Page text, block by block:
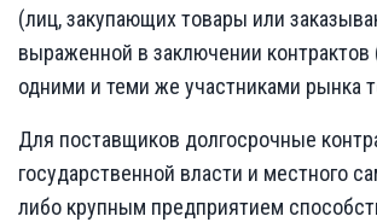
(лиц, закупающих товары или
выраженной в заключении контрактов
одними и теми же участниками рынка
Для поставщиков долгосрочные
государственной власти и местного
либо крупным предприятием